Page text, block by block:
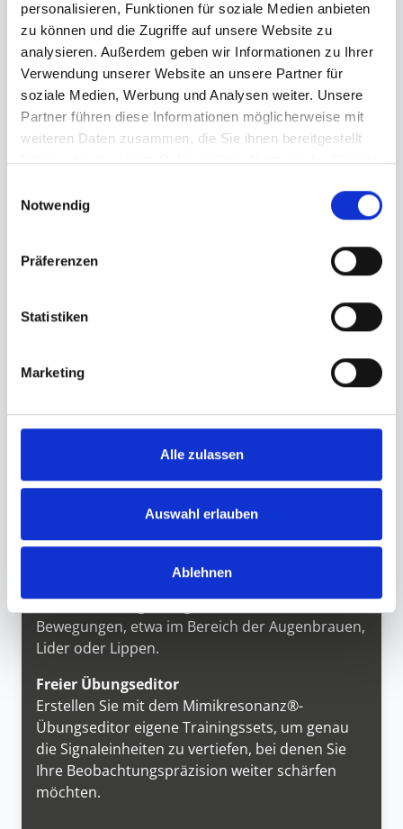
personalisieren, Funktionen für soziale Medien anbieten
zu können und die Zugriffe auf unsere Website zu
analysieren. Außerdem geben wir Informationen zu Ihrer
Verwendung unserer Website an unsere Partner für
soziale Medien, Werbung und Analysen weiter. Unsere
Partner führen diese Informationen möglicherweise mit
weiteren Daten zusammen, die Sie ihnen bereitgestellt
haben oder die sie im Rahmen Ihrer Nutzung der Dienste
Notwendig
Präferenzen
Statistiken
Marketing
Alle zulassen
Auswahl erlauben
Ablehnen
Übungsbilder zur Verfügung. Durch
Erweiterungsmodule lässt sich das
Trainingsmaterial auf über 51.000 Bilder
ausbauen, inklusive Profilansichten (45° und
90°).
Interkulturelles Wahrnehmungstraining
Erweitern Sie Ihr Training um 64 interkulturelle
unabhängig vom kulturellen Hintergrund sicher
zu erkennen.
Individuell steuerbare
verlangsamt und steigern Sie das Tempo
Alle Übungssequenzen sind so gestaltet, dass
Wiedererkennen entsteht – für ein
unverfälschtes, objektives
Wahrnehmungstraining.
Gezielte Fokusübungen für typische
Trainieren Sie gezielt die sichere
Unterscheidung häufig verwechselter mimischer
Bewegungen, etwa im Bereich der Augenbrauen,
Lider oder Lippen.
Freier Übungseditor
Erstellen Sie mit dem Mimikresonanz®-
Übungseditor eigene Trainingssets, um genau
die Signaleinheiten zu vertiefen, bei denen Sie
Ihre Beobachtungspräzision weiter schärfen
möchten.